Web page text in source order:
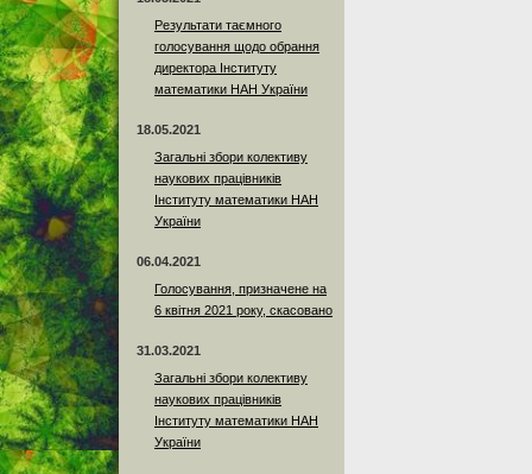
Результати таємного
голосування щодо обрання
директора Інституту
математики НАН України
18.05.2021
Загальні збори колективу
наукових працівників
Інституту математики НАН
України
06.04.2021
Голосування, призначене на
6 квітня 2021 року, скасовано
31.03.2021
Загальні збори колективу
наукових працівників
Інституту математики НАН
України